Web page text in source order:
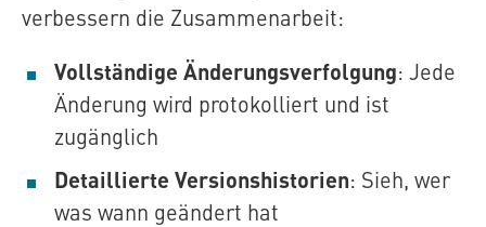
verbessern die Zusammenarbeit:
Vollständige Änderungsverfolgung: Jede
Änderung wird protokolliert und ist
zugänglich
Detaillierte Versionshistorien: Sieh, wer
was wann geändert hat